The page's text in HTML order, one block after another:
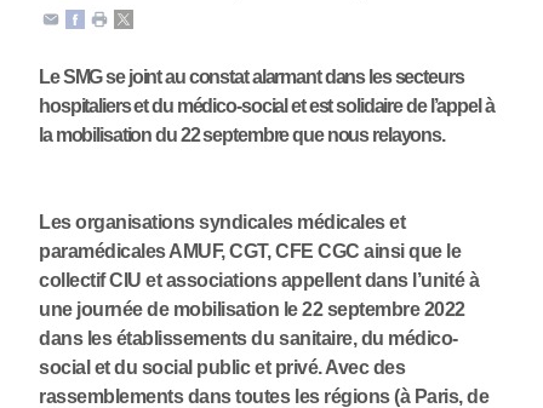
Le SMG se joint au constat alarmant dans les secteurs
hospitaliers et du médico-social et est solidaire de l’appel à
la mobilisation du 22 septembre que nous relayons.
Les organisations syndicales médicales et
paramédicales AMUF, CGT, CFE CGC ainsi que le
collectif CIU et associations appellent dans l’unité à
une journée de mobilisation le 22 septembre 2022
dans les établissements du sanitaire, du médico-
social et du social public et privé. Avec des
rassemblements dans toutes les régions (à Paris, de